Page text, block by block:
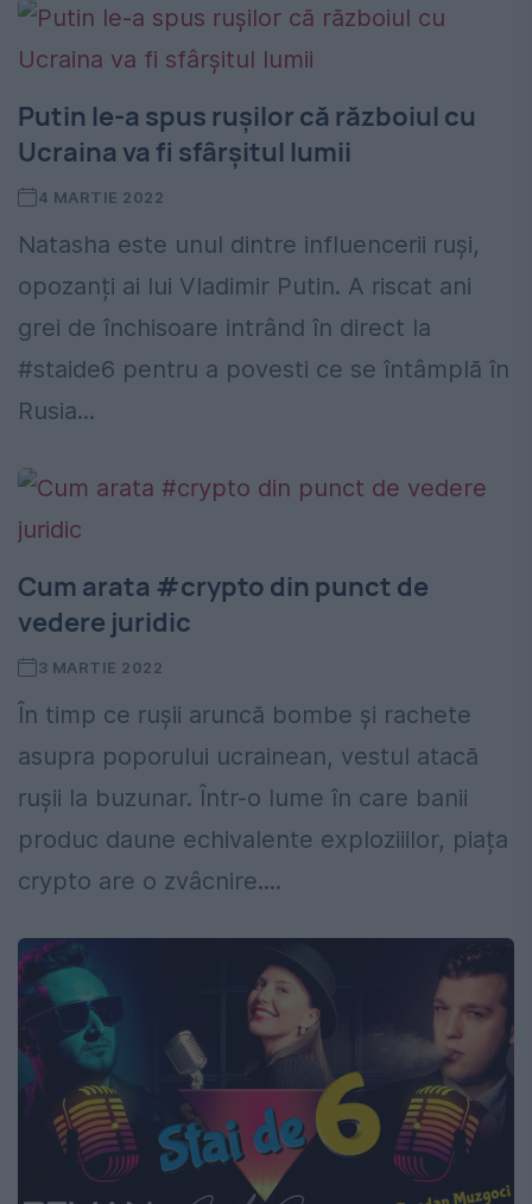
Putin le-a spus rușilor că războiul cu
Ucraina va fi sfârșitul lumii
4 MARTIE 2022
Natasha este unul dintre influencerii ruși,
opozanți ai lui Vladimir Putin. A riscat ani
grei de închisoare intrând în direct la
#staide6 pentru a povesti ce se întâmplă în
Rusia...
Cum arata #crypto din punct de
vedere juridic
3 MARTIE 2022
În timp ce rușii aruncă bombe și rachete
asupra poporului ucrainean, vestul atacă
rușii la buzunar. Într-o lume în care banii
produc daune echivalente exploziiilor, piața
crypto are o zvâcnire....